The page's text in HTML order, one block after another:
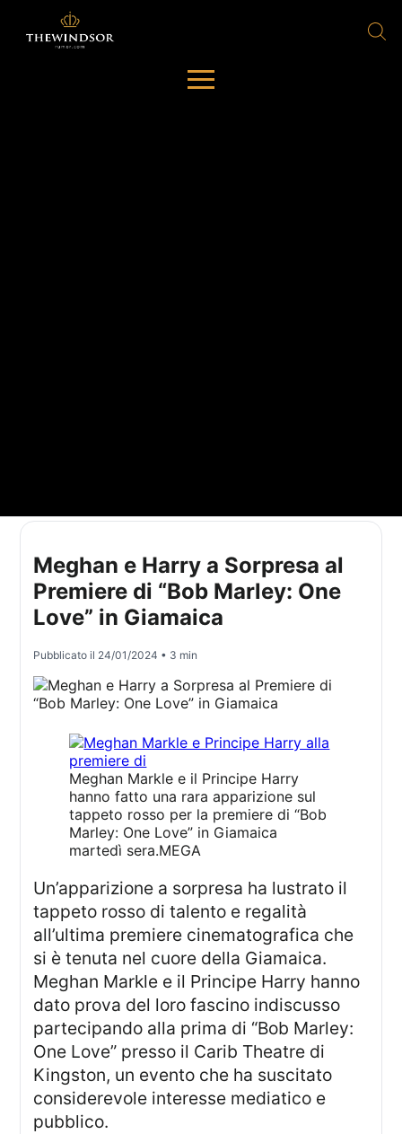
Meghan e Harry a Sorpresa al
Premiere di “Bob Marley: One
Love” in Giamaica
Pubblicato il 24/01/2024 • 3 min
Meghan Markle e il Principe Harry
hanno fatto una rara apparizione sul
tappeto rosso per la premiere di “Bob
Marley: One Love” in Giamaica
martedì sera.MEGA
Un’apparizione a sorpresa ha lustrato il
tappeto rosso di talento e regalità
all’ultima premiere cinematografica che
si è tenuta nel cuore della Giamaica.
Meghan Markle e il Principe Harry hanno
dato prova del loro fascino indiscusso
partecipando alla prima di “Bob Marley:
One Love” presso il Carib Theatre di
Kingston, un evento che ha suscitato
considerevole interesse mediatico e
pubblico.